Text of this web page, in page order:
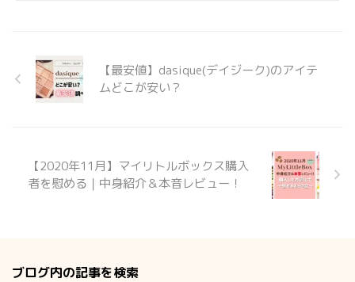
【最安値】dasique(デイジーク)のアイテ
ムどこが安い？
【2020年11月】マイリトルボックス購入
者を慰める｜中身紹介＆本音レビュー！
ブログ内の記事を検索